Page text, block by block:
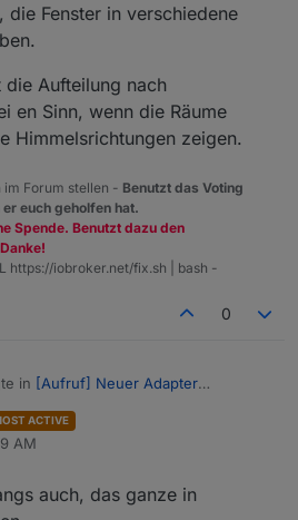
die Fenster in verschiedene
die Aufteilung nach
en Sinn, wenn die Räume
Himmelsrichtungen zeigen.
im Forum stellen - Benutzt das Voting
euch geholfen hat.
Spende. Benutzt dazu den
https://iobroker.net/fix.sh | bash -
0
in [Aufruf] Neuer Adapter
mit offset?
unterschiedloche offsets je
ACTIVE
AM
auch, das ganze in